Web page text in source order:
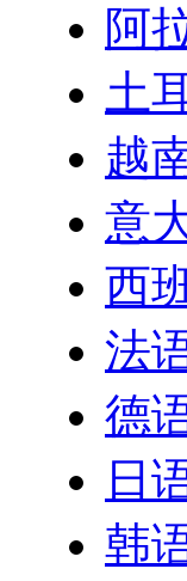
阿
土
越
意
西
法
德
日
韩